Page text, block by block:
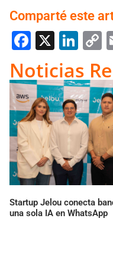
Comparté este
X
Noticias
Startup Jelou conecta
una sola IA en WhatsApp